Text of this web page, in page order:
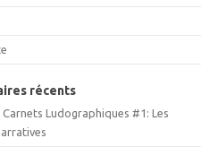
récents
Carnets Ludographiques #1: Les